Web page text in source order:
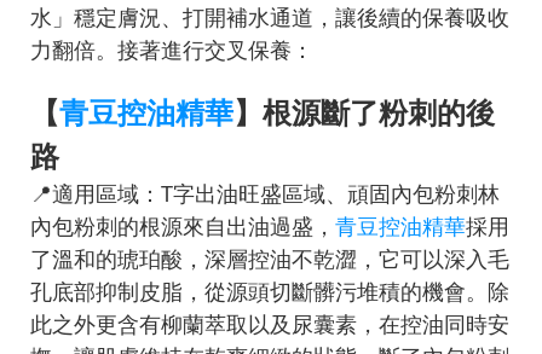
水」穩定膚況、打開補水通道，讓後續的保養吸收
力翻倍。接著進行交叉保養：
【青豆控油精華】根源斷了粉刺的後
路
📍適用區域：T字出油旺盛區域、頑固內包粉刺林
內包粉刺的根源來自出油過盛， 青豆控油精華採用
了溫和的琥珀酸，深層控油不乾澀，它可以深入毛
孔底部抑制皮脂，從源頭切斷髒污堆積的機會。除
此之外更含有柳蘭萃取以及尿囊素，在控油同時安